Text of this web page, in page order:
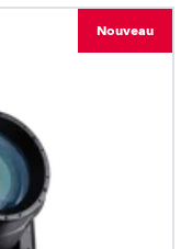
Nouveau